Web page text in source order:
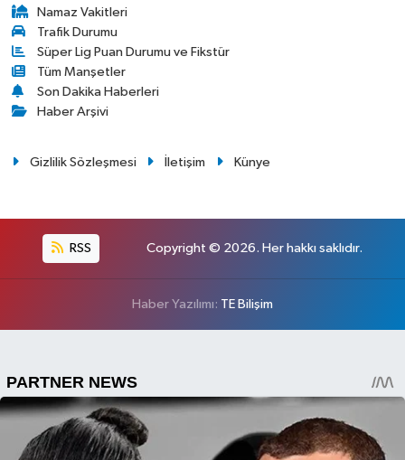
Namaz Vakitleri
Trafik Durumu
Süper Lig Puan Durumu ve Fikstür
Tüm Manşetler
Son Dakika Haberleri
Haber Arşivi
Gizlilik Sözleşmesi İletişim Künye
RSS Copyright © 2026. Her hakkı saklıdır.
Haber Yazılımı: TE Bilişim